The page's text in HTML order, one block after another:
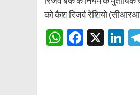
को कैश रिजर्व रेशियो
WhatsApp
X